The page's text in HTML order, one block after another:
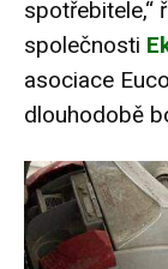
spotřebitele,“
společnosti
asociace
dlouhodobě